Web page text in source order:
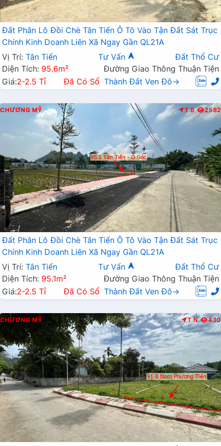
Đất Phân Lô Đồi Chè Tân Tiến Ô Tô Vào Tận Đất Sát Trục
Chính Kinh Doanh Liên Xã Ngay Gần QL21A
Vị Trí: Tân Tiến Tư Vấn
Đất Thổ Cư
Diện Tích: 95.6m²
Đường Giao Thông Thuận Tiện
Giá:2-2.5 Tỉ Đã Có Sổ Thành Đất Ven Đô→
CHƯƠNG MỸ T.B 2582
Đất Phân Lô Đồi Chè Tân Tiến Ô Tô Vào Tận Đất Sát Trục
Chính Kinh Doanh Liên Xã Ngay Gần QL21A
Vị Trí: Tân Tiến Tư Vấn
Đất Thổ Cư
Diện Tích: 95.1m²
Đường Giao Thông Thuận Tiện
Giá:2-2.5 Tỉ Đã Có Sổ Thành Đất Ven Đô→
CHƯƠNG MỸ T.N 430